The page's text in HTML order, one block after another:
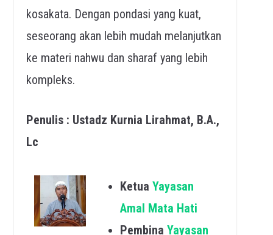
kosakata. Dengan pondasi yang kuat,
seseorang akan lebih mudah melanjutkan
ke materi nahwu dan sharaf yang lebih
kompleks.
Penulis : Ustadz Kurnia Lirahmat, B.A.,
Lc
Ketua Yayasan
Amal Mata Hati
Pembina Yayasan